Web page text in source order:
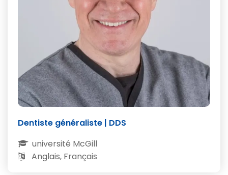
Dentiste généraliste | DDS
université McGill
Anglais, Français